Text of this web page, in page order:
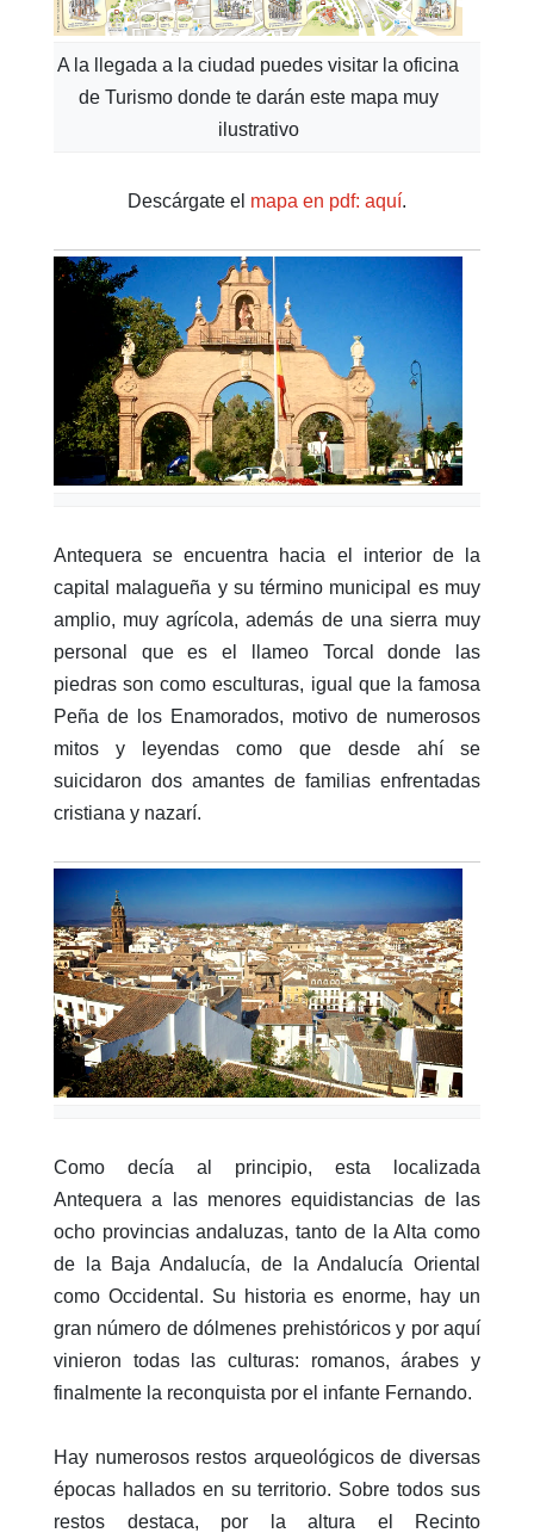
A la llegada a la ciudad puedes visitar la oficina
de Turismo donde te darán este mapa muy
ilustrativo
Descárgate el mapa en pdf: aquí.
Antequera se encuentra hacia el interior de la
capital malagueña y su término municipal es muy
amplio, muy agrícola, además de una sierra muy
personal que es el llameo Torcal donde las
piedras son como esculturas, igual que la famosa
Peña de los Enamorados, motivo de numerosos
mitos y leyendas como que desde ahí se
suicidaron dos amantes de familias enfrentadas
cristiana y nazarí.
Como decía al principio, esta localizada
Antequera a las menores equidistancias de las
ocho provincias andaluzas, tanto de la Alta como
de la Baja Andalucí­a, de la Andalucía Oriental
como Occidental. Su historia es enorme, hay un
gran número de dólmenes prehistóricos y por aquí
vinieron todas las culturas: romanos, árabes y
finalmente la reconquista por el infante Fernando.
Hay numerosos restos arqueológicos de diversas
épocas hallados en su territorio. Sobre todos sus
restos destaca, por la altura el Recinto